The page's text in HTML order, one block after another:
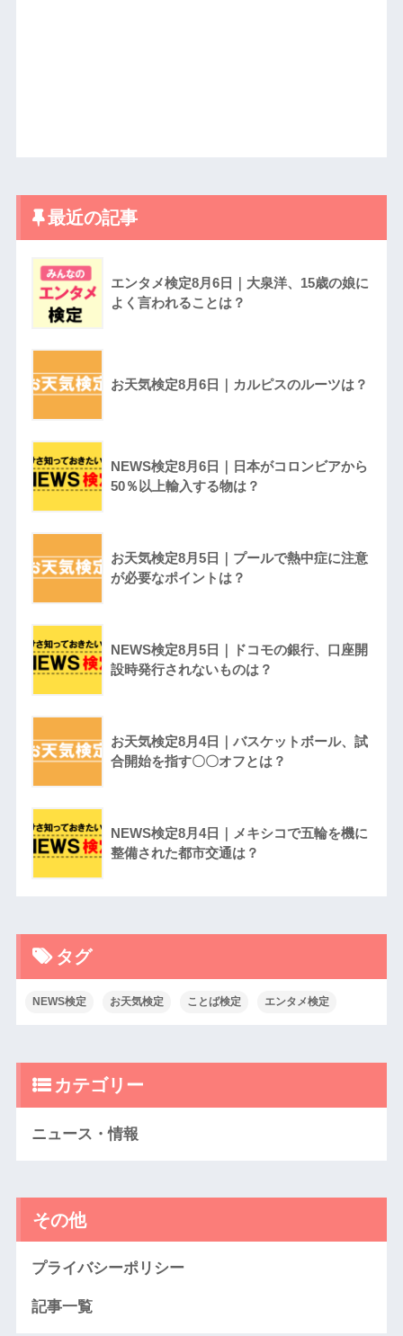
最近の記事
エンタメ検定8月6日｜大泉洋、15歳の娘に
よく言われることは？
お天気検定8月6日｜カルピスのルーツは？
NEWS検定8月6日｜日本がコロンビアから
50％以上輸入する物は？
お天気検定8月5日｜プールで熱中症に注意
が必要なポイントは？
NEWS検定8月5日｜ドコモの銀行、口座開
設時発行されないものは？
お天気検定8月4日｜バスケットボール、試
合開始を指す〇〇オフとは？
NEWS検定8月4日｜メキシコで五輪を機に
整備された都市交通は？
タグ
NEWS検定 お天気検定 ことば検定 エンタメ検定
カテゴリー
ニュース・情報
その他
プライバシーポリシー
記事一覧